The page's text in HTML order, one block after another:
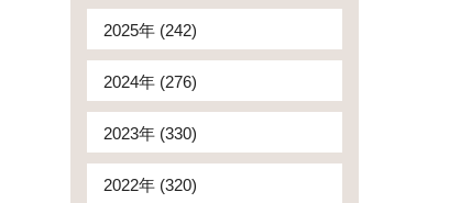
2025年 (242)
2024年 (276)
2023年 (330)
2022年 (320)